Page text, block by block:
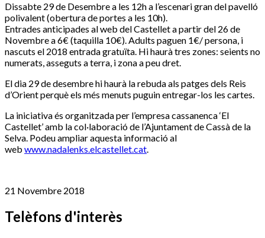
Dissabte 29 de Desembre a les 12h a l’escenari gran del pavelló
polivalent (obertura de portes a les 10h).
Entrades anticipades al web del Castellet a partir del 26 de
Novembre a 6€ (taquilla 10€). Adults paguen 1€/ persona, i
nascuts el 2018 entrada gratuïta. Hi haurà tres zones: seients no
numerats, asseguts a terra, i zona a peu dret.
El dia 29 de desembre hi haurà la rebuda als patges dels Reis
d’Orient perquè els més menuts puguin entregar-los les cartes.
La iniciativa és organitzada per l’empresa cassanenca ‘El
Castellet’ amb la col·laboració de l’Ajuntament de Cassà de la
Selva. Podeu ampliar aquesta informació al
web www.nadalenks.elcastellet.cat.
21 Novembre 2018
Telèfons d'interès